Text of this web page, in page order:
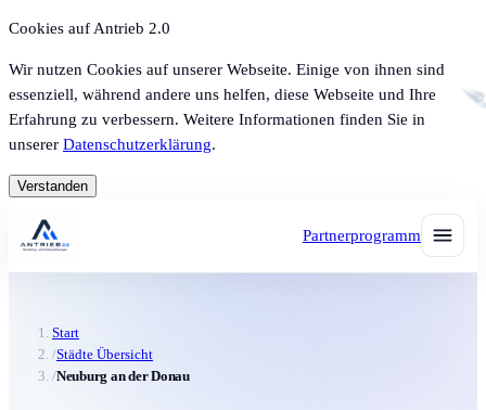
Cookies auf Antrieb 2.0
Wir nutzen Cookies auf unserer Webseite. Einige von ihnen sind
essenziell, während andere uns helfen, diese Webseite und Ihre
Erfahrung zu verbessern. Weitere Informationen finden Sie in
unserer Datenschutzerklärung.
Verstanden
Partnerprogramm
Start
/Städte Übersicht
/Neuburg an der Donau